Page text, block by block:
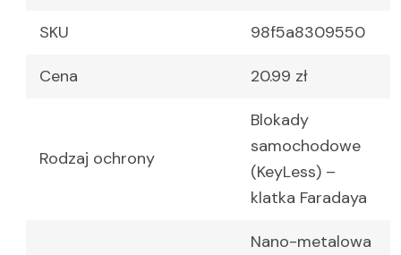
SKU 98f5a8309550
Cena 20.99 zł
Rodzaj ochrony
Blokady
samochodowe
(KeyLess) –
klatka Faradaya
Nano-metalowa